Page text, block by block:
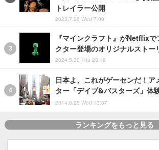
トレイラー公開
2023.7.26 Wed 7:00
『マインクラフト』がNetflixで
クター登場のオリジナルストー
2024.5.30 Thu 23:19
日本よ、これがゲーセンだ！ア
ター「デイブ&バスターズ」体
2014.6.25 Wed 13:37
ランキングをもっと見る